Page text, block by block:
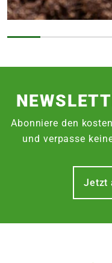
Abonniere den
und verpasse
Jetzt